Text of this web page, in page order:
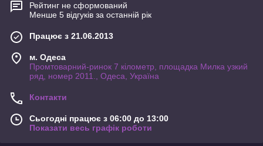
Рейтинг не сформований
Менше 5 відгуків за останній рік
Працює з 21.06.2013
м. Одеса
Промтоварний-ринок 7 кілометр, площадка Милка узкий
ряд, номер 2011., Одеса, Україна
Контакти
Сьогодні працює з 06:00 до 13:00
Показати весь графік роботи